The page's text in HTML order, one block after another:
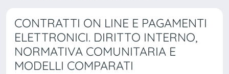
CONTRATTI ON LINE E PAGAMENTI
ELETTRONICI. DIRITTO INTERNO,
NORMATIVA COMUNITARIA E
MODELLI COMPARATI